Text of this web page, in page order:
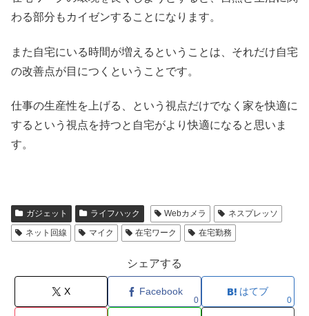
わる部分もカイゼンすることになります。
また自宅にいる時間が増えるということは、それだけ自宅
の改善点が目につくということです。
仕事の生産性を上げる、という視点だけでなく家を快適に
するという視点を持つと自宅がより快適になると思いま
す。
ガジェット ライフハック Webカメラ
ネスプレッソ
ネット回線
マイク 在宅ワーク 在宅勤務
シェアする
X Facebook
0
はてブ
0